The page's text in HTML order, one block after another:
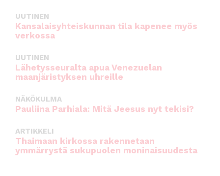
UUTINEN
Kansalaisyhteiskunnan tila kapenee myös
verkossa
UUTINEN
Lähetysseuralta apua Venezuelan
maanjäristyksen uhreille
NÄKÖKULMA
Pauliina Parhiala: Mitä Jeesus nyt tekisi?
ARTIKKELI
Thaimaan kirkossa rakennetaan
ymmärrystä sukupuolen moninaisuudesta